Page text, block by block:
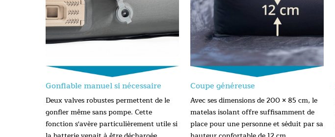
Gonflable manuel si nécessaire
Deux valves robustes permettent de le
gonfler même sans pompe. Cette
fonction s'avère particulièrement utile si
Coupe généreuse
Avec ses dimensions de 200 × 85 cm, le
matelas isolant offre suffisamment de
place pour une personne et séduit par sa